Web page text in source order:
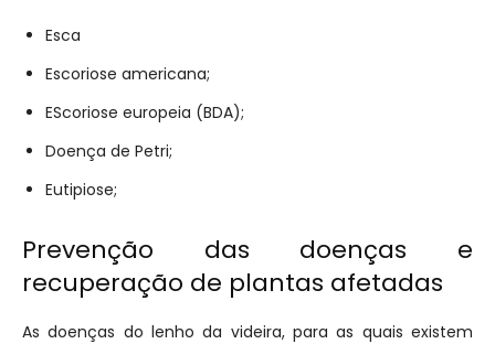
Esca
Escoriose americana;
EScoriose europeia (BDA);
Doença de Petri;
Eutipiose;
Prevenção das doenças e
recuperação de plantas afetadas
As doenças do lenho da videira, para as quais existem